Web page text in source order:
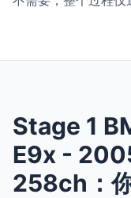
Stage 1
E9x -
258ch：